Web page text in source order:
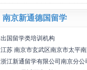
南京新通德国留学
出国留学类培训机构
江苏 南京市玄武区南京市太平
浙江新通留学有限公司南京分公